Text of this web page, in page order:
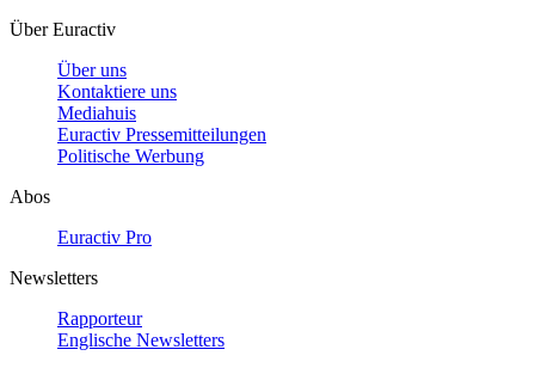
Über Euractiv
Über uns
Kontaktiere uns
Mediahuis
Euractiv Pressemitteilungen
Politische Werbung
Abos
Euractiv Pro
Newsletters
Rapporteur
Englische Newsletters